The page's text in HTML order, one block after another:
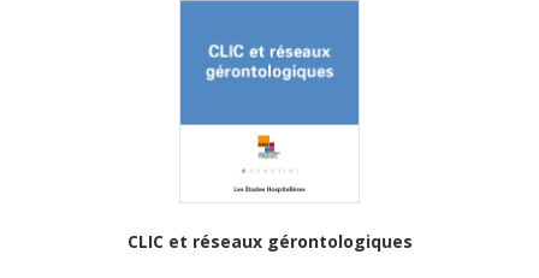
CLIC et réseaux gérontologiques